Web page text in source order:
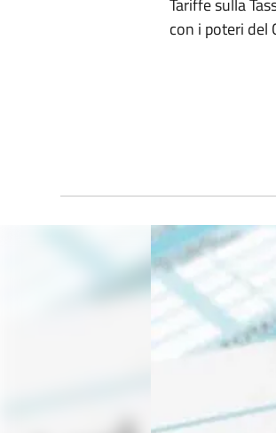
Tariffe sulla
con i poteri del